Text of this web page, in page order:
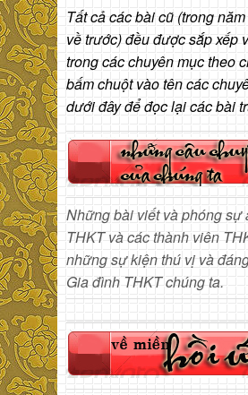
Tất cả các bài cũ (trong
về trước) đều được sắp xếp
trong các chuyên mục theo
bấm chuột vào tên các
dưới đây để đọc lại các bài
Những bài viết và phóng sự
THKT và các thành viên
những sự kiện thú vị và
Gia đình THKT chúng ta.